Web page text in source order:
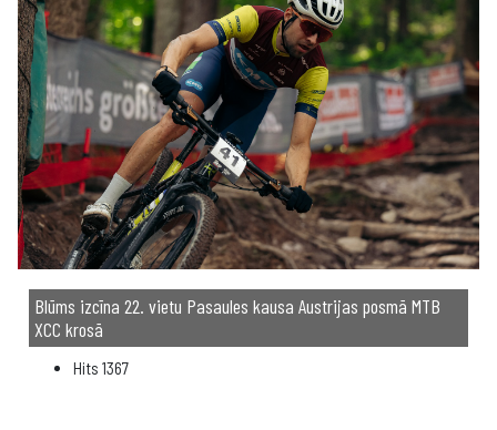
Blūms izcīna 22. vietu Pasaules kausa Austrijas posmā MTB
XCC krosā
Hits 1367